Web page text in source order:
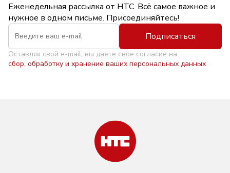
Еженедельная рассылка от НТС. Всё самое важное и
нужное в одном письме. Присоединяйтесь!
Подписаться
Оставляя свой e-mail, вы даете свое согласие на
сбор, обработку и хранение ваших персональных данных